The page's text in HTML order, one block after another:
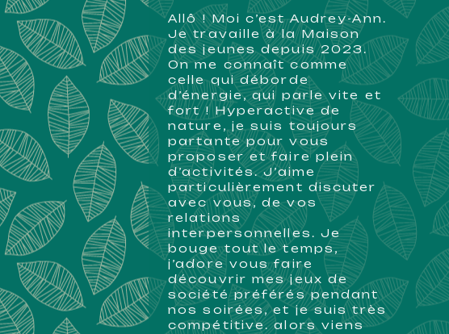
Allô ! Moi c’est Audrey-Ann.
Je travaille à la Maison
des jeunes depuis 2023.
On me connaît comme
celle qui déborde
d’énergie, qui parle vite et
fort ! Hyperactive de
nature, je suis toujours
partante pour vous
proposer et faire plein
d’activités. J’aime
particulièrement discuter
avec vous, de vos
relations
interpersonnelles. Je
bouge tout le temps,
j’adore vous faire
découvrir mes jeux de
société préférés pendant
nos soirées, et je suis très
compétitive. alors viens